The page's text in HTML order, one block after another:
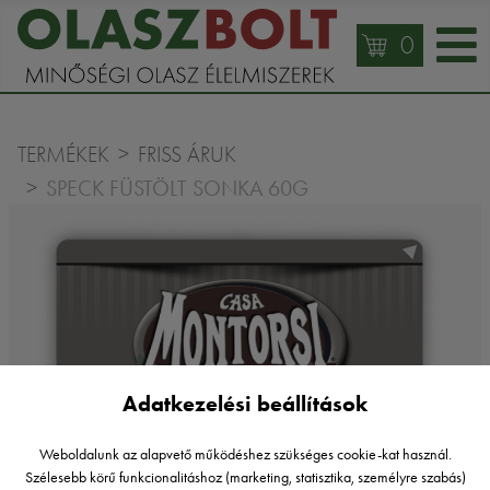
0
TERMÉKEK FRISS ÁRUK
SPECK FÜSTÖLT SONKA 60G
Adatkezelési beállítások
Weboldalunk az alapvető működéshez szükséges cookie-kat használ.
Szélesebb körű funkcionalitáshoz (marketing, statisztika, személyre szabás)